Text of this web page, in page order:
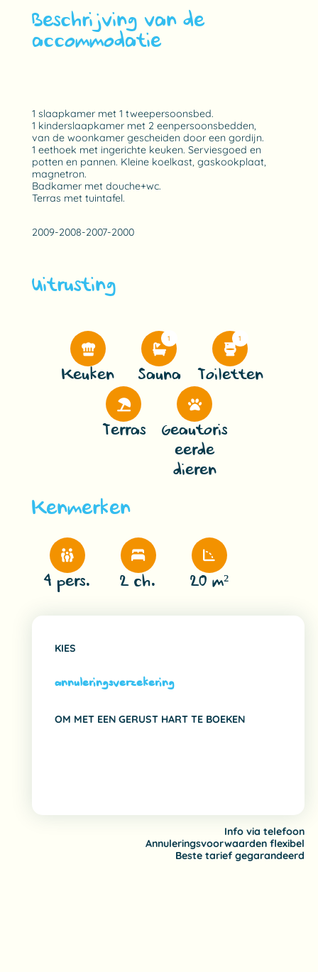
Beschrijving van de
accommodatie
1 slaapkamer met 1 tweepersoonsbed.
1 kinderslaapkamer met 2 eenpersoonsbedden,
van de woonkamer gescheiden door een gordijn.
1 eethoek met ingerichte keuken. Serviesgoed en
potten en pannen. Kleine koelkast, gaskookplaat,
magnetron.
Badkamer met douche+wc.
Terras met tuintafel.
2009-2008-2007-2000
Uitrusting
Keuken
1
Sauna
1
Toiletten
Terras
Geautoris
eerde
dieren
Kenmerken
4 pers. 2 ch. 20 m²
KIES
annuleringsverzekering
OM MET EEN GERUST HART TE BOEKEN
Info via telefoon
Annuleringsvoorwaarden flexibel
Beste tarief gegarandeerd